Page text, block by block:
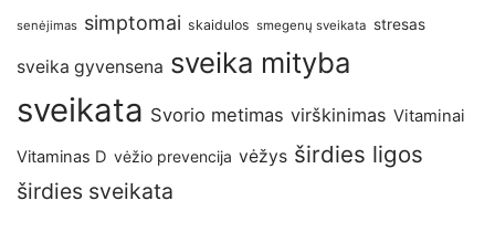
senėjimas simptomai skaidulos smegenų sveikata stresas
sveika gyvensena sveika mityba
sveikata Svorio metimas virškinimas Vitaminai
Vitaminas D vėžio prevencija vėžys širdies ligos
širdies sveikata